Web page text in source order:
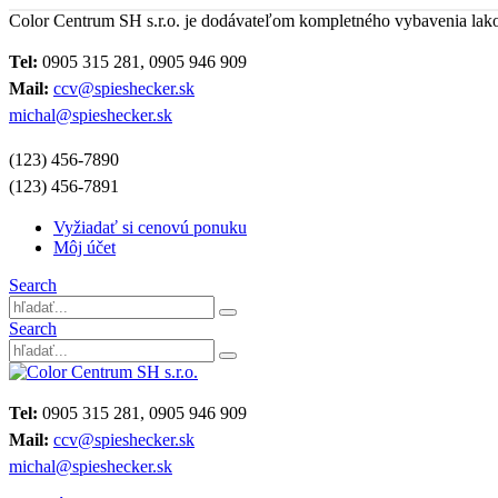
Color Centrum SH s.r.o. je dodávateľom kompletného vybavenia
Tel: 0905 315 281, 0905 946 909
Mail: ccv@spieshecker.sk
michal@spieshecker.sk
(123) 456-7890
(123) 456-7891
Vyžiadať si cenovú ponuku
Môj účet
Search
Search
Tel: 0905 315 281, 0905 946 909
Mail: ccv@spieshecker.sk
michal@spieshecker.sk